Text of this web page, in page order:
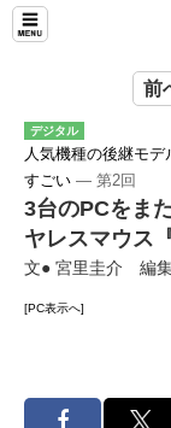
前
デジタル
人気機種の後継モ
すごい ― 第2回
3台のPCをま
ヤレスマウス
文● 宮里圭介 編
[PC表示へ]